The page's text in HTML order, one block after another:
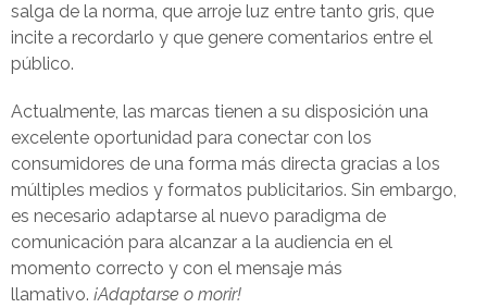
salga de la norma, que arroje luz entre tanto gris, que
incite a recordarlo y que genere comentarios entre el
público.
Actualmente, las marcas tienen a su disposición una
excelente oportunidad para conectar con los
consumidores de una forma más directa gracias a los
múltiples medios y formatos publicitarios. Sin embargo,
es necesario adaptarse al nuevo paradigma de
comunicación para alcanzar a la audiencia en el
momento correcto y con el mensaje más
llamativo. ¡Adaptarse o morir!